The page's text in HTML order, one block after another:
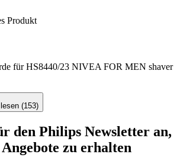
Produkt
für HS8440/23 NIVEA FOR MEN shaver
(153)
den Philips Newsletter an,
zu erhalten